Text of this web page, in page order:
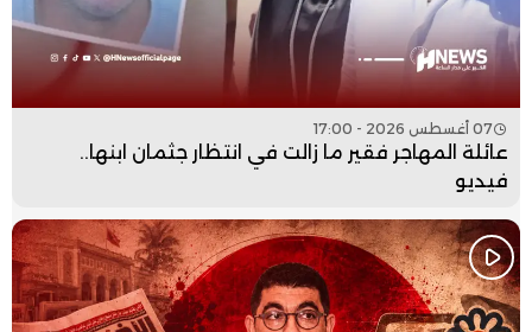
07 أغسطس 2026 - 17:00
عائلة المهاجر فقير ما زالت في انتظار جثمان ابنها..
فيديو